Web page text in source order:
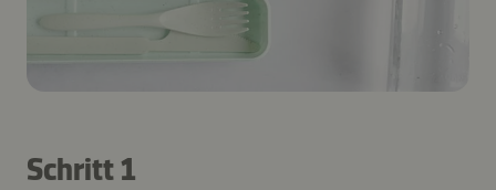
Schritt 1